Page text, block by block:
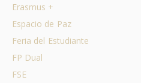
Erasmus +
Espacio de Paz
Feria del Estudiante
FP Dual
FSE